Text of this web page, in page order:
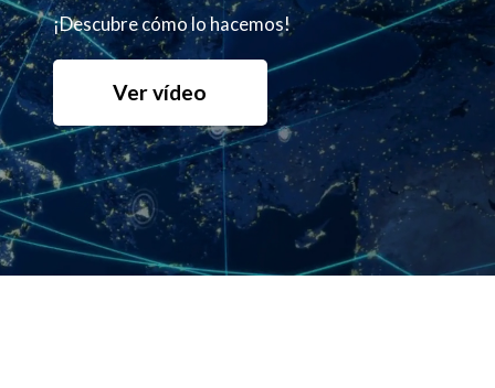
¡Descubre cómo lo hacemos!
Ver vídeo